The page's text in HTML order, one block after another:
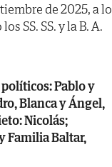
de 2025, a
SS. SS. y la B. A.
Pablo y
Blanca y Ángel,
Nicolás;
Familia Baltar,